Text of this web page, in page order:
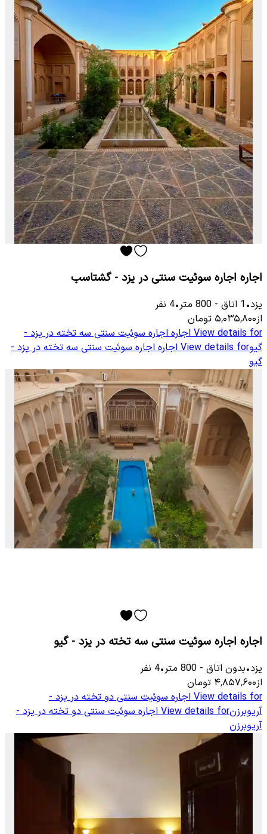
اجاره اجاره سوئیت سنتی در یزد - گشتاسب
یزد•
1 اتاق -
800 متر•
4 نفر
از۵٬۰۳۵٬۸۰۰ تومان
View details for اجاره اجاره سوئیت سنتی سه تخته در یزد -
گیوView details for اجاره اجاره سوئیت سنتی سه تخته در یزد -
گیو
اجاره اجاره سوئیت سنتی سه تخته در یزد - گیو
یزد•بدون اتاق -
800 متر•
4 نفر
از۴٬۸۵۷٬۶۰۰ تومان
View details for اجاره سوئیت سنتی دو تخته در یزد -
آریوبرزنView details for اجاره سوئیت سنتی دو تخته در یزد -
آریوبرزن